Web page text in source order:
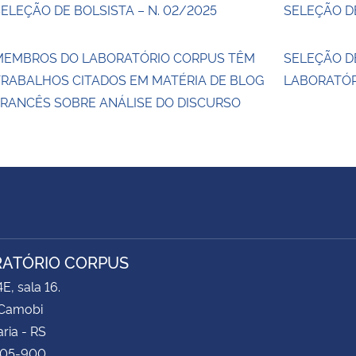
DE BOLSISTA – N. 02/2025 SELEÇÃO
DO LABORATÓRIO CORPUS TÊM
CITADOS EM MATÉRIA DE BLOG
SOBRE ANÁLISE DO DISCURSO
SELEÇÃO
CORPUS
sala 16.
- RS
900